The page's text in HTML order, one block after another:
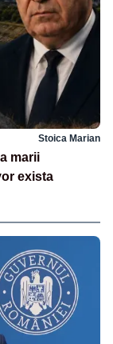
Stoica Marian
marii
exista